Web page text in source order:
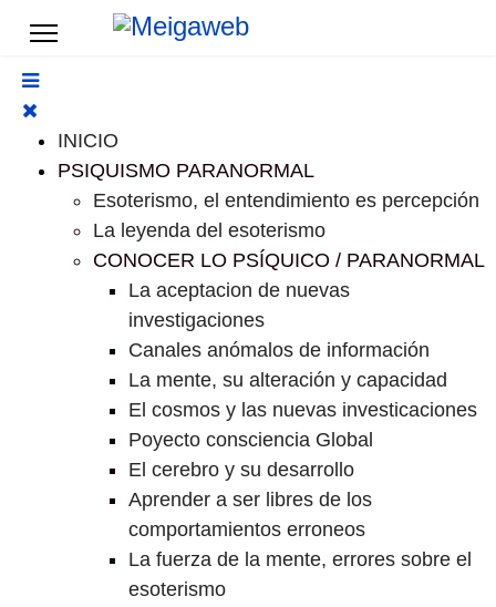
INICIO
PSIQUISMO PARANORMAL
Esoterismo, el entendimiento es percepción
La leyenda del esoterismo
CONOCER LO PSÍQUICO / PARANORMAL
La aceptacion de nuevas
investigaciones
Canales anómalos de información
La mente, su alteración y capacidad
El cosmos y las nuevas investicaciones
Poyecto consciencia Global
El cerebro y su desarrollo
Aprender a ser libres de los
comportamientos erroneos
La fuerza de la mente, errores sobre el
esoterismo